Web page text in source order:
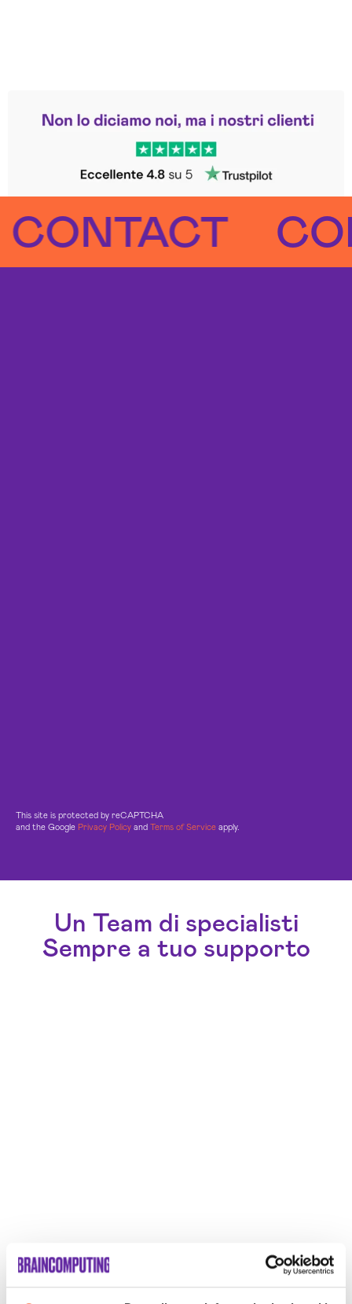
Trustpilot
This site is protected by reCAPTCHA
and the Google Privacy Policy and Terms of Service apply.
Un Team di specialisti
Sempre a tuo supporto